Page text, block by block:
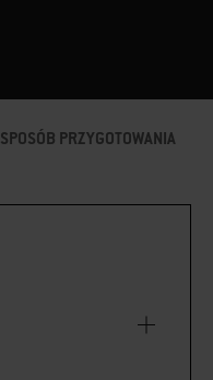
SPOSÓB PRZYGOTOWANIA